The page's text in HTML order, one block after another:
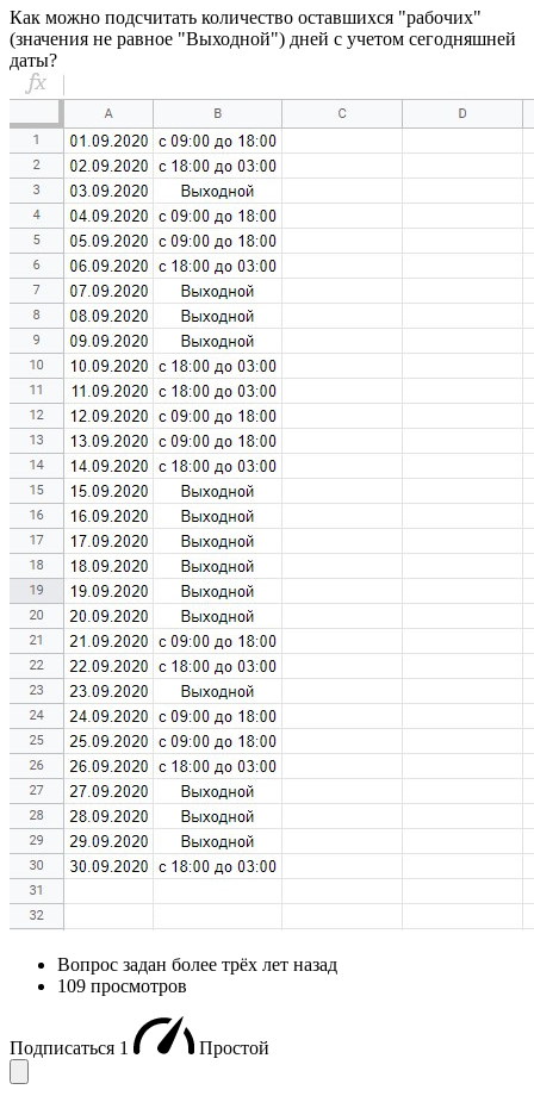
Как можно подсчитать количество оставшихся "рабочих"
(значения не равное "Выходной") дней с учетом сегодняшней
даты?
Вопрос задан более трёх лет назад
109 просмотров
Подписаться 1 Простой